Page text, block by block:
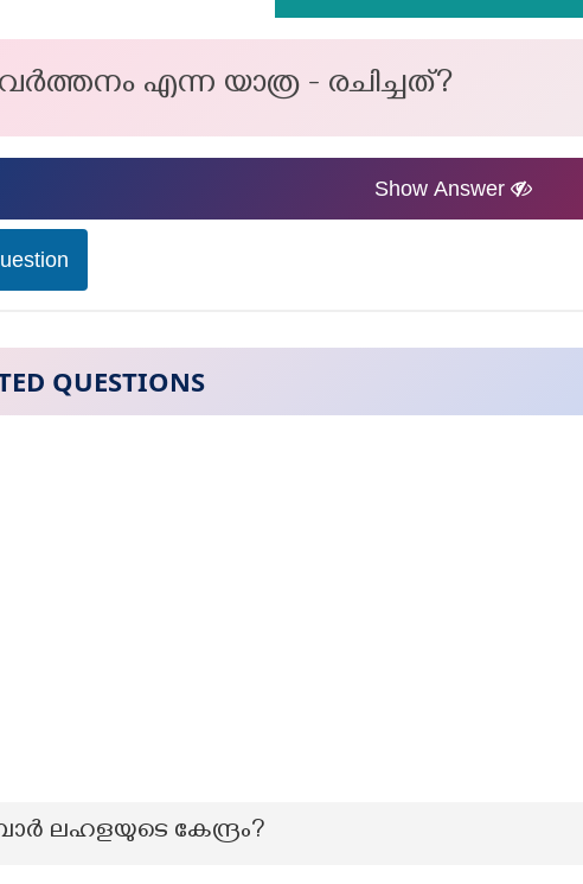
എന്ന യാത്ര - രചിച്ചത്?
Show Answer
QUESTIONS
ലഹളയുടെ കേന്ദ്രം?